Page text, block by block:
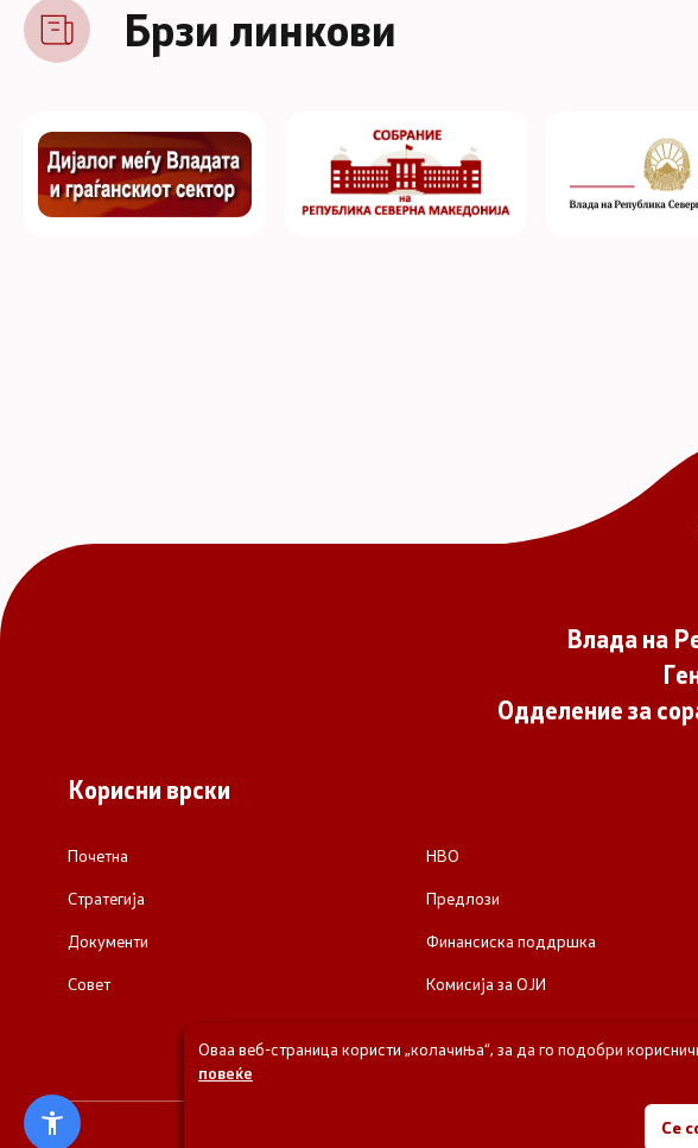
Брзи линкови
Влада на
Одделение за
Корисни врски
Почетна
Стратегија
Документи
Совет
НВО
Предлози
Финансиска поддршка
Комисија за ОЈИ
© 2026 Одделение за соработка со
Оваа веб-страница користи „колачиња“, за да го подобри
повеќе
Се